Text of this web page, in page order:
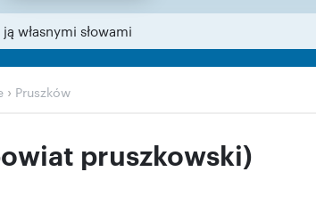
własnymi słowami
› Pruszków
pruszkowski)